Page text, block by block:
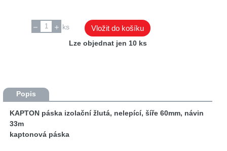
ks Vložit do košíku
Lze objednat jen 10 ks
Popis
KAPTON páska izolační žlutá, nelepící, šíře 60mm, návin
33m
kaptonová páska